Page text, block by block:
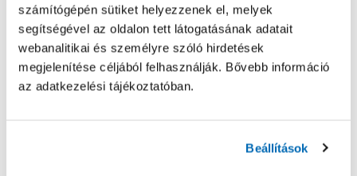
számítógépén sütiket helyezzenek el, melyek
segítségével az oldalon tett látogatásának adatait
webanalitikai és személyre szóló hirdetések
megjelenítése céljából felhasználják. Bővebb információ
az adatkezelési tájékoztatóban.
Beállítások